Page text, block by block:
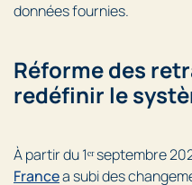
données fournies.
Réforme des
redéfinir le
À partir du 1ᵉʳ septembre
Francea subi des